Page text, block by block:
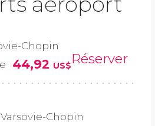
Chopin
44,92 US$Réserver
Chopin